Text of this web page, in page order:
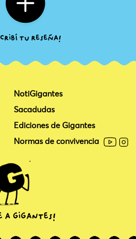
NotiGigantes
Sacadudas
Ediciones de Gigantes
Normas de convivencia